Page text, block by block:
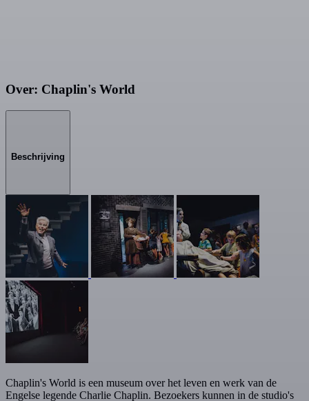
Over: Chaplin's World
Beschrijving
Chaplin's World is een museum over het leven en werk van de
Engelse legende Charlie Chaplin. Bezoekers kunnen in de studio's